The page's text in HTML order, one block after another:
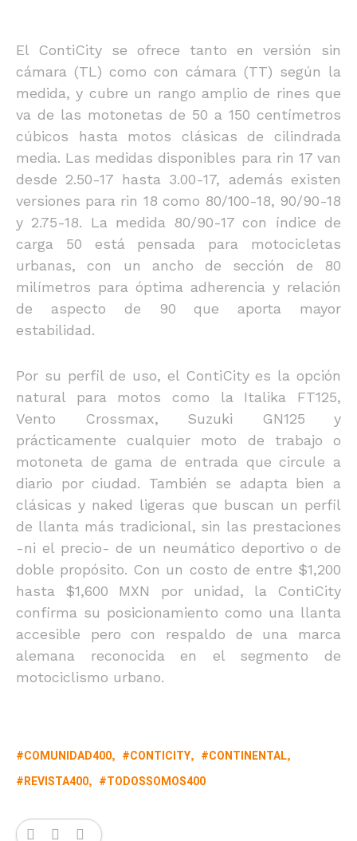
El ContiCity se ofrece tanto en versión sin
cámara (TL) como con cámara (TT) según la
medida, y cubre un rango amplio de rines que
va de las motonetas de 50 a 150 centímetros
cúbicos hasta motos clásicas de cilindrada
media. Las medidas disponibles para rin 17 van
desde 2.50-17 hasta 3.00-17, además existen
versiones para rin 18 como 80/100-18, 90/90-18
y 2.75-18. La medida 80/90-17 con índice de
carga 50 está pensada para motocicletas
urbanas, con un ancho de sección de 80
milímetros para óptima adherencia y relación
de aspecto de 90 que aporta mayor
estabilidad.
Por su perfil de uso, el ContiCity es la opción
natural para motos como la Italika FT125,
Vento Crossmax, Suzuki GN125 y
prácticamente cualquier moto de trabajo o
motoneta de gama de entrada que circule a
diario por ciudad. También se adapta bien a
clásicas y naked ligeras que buscan un perfil
de llanta más tradicional, sin las prestaciones
-ni el precio- de un neumático deportivo o de
doble propósito. Con un costo de entre $1,200
hasta $1,600 MXN por unidad, la ContiCity
confirma su posicionamiento como una llanta
accesible pero con respaldo de una marca
alemana reconocida en el segmento de
motociclismo urbano.
COMUNIDAD400 CONTICITY
CONTINENTAL
REVISTA400
TODOSSOMOS400